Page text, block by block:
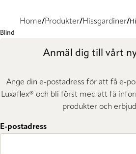
Home Produkter Hissgardiner
Blind
Anmäl dig till vårt
Ange din e-postadress för att få e-
Luxaflex® och bli först med att få
produkter och
E-postadress